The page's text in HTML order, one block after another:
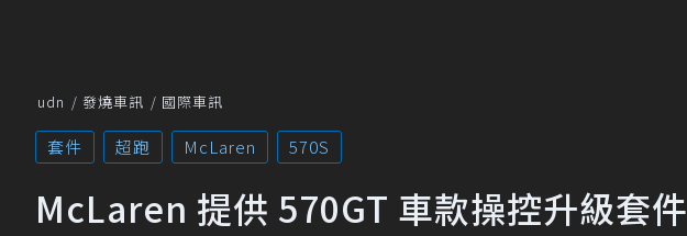
udn 發燒車訊 國際車訊
套件 超跑 McLaren 570S
McLaren 提供 570GT 車款操控升級套件